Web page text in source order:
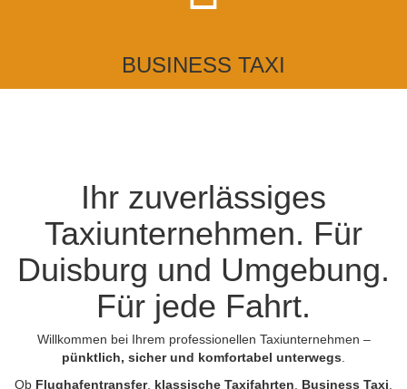
BUSINESS TAXI
Ihr zuverlässiges
Taxiunternehmen. Für
Duisburg und Umgebung.
Für jede Fahrt.
Willkommen bei Ihrem professionellen Taxiunternehmen –
pünktlich, sicher und komfortabel unterwegs.
Ob Flughafentransfer, klassische Taxifahrten, Business Taxi,